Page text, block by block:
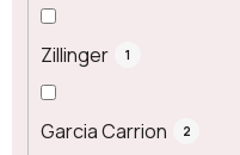
Zillinger 1
Garcia Carrion 2